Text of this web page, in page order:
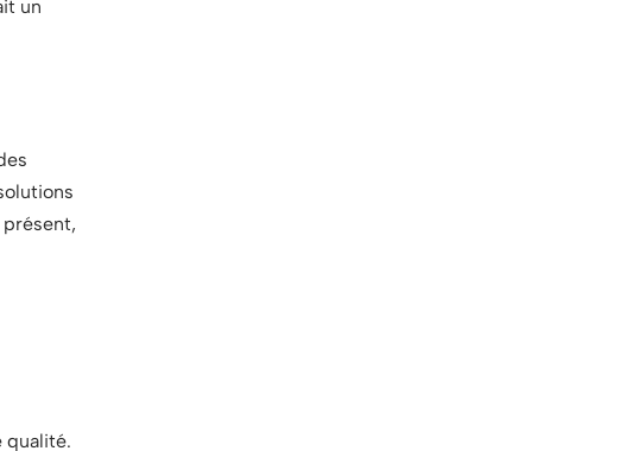
un
qualité.